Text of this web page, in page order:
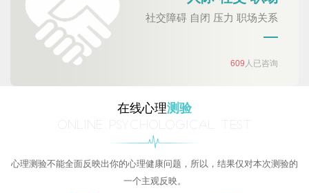
社交障碍 自闭 压力 职场关系
609 人已咨询
在线心理测验
ONLINE PSYCHOLOGICAL TEST
心理测验不能全面反映出你的心理健康问题，所以，结果仅对本次测验的
一个主观反映。